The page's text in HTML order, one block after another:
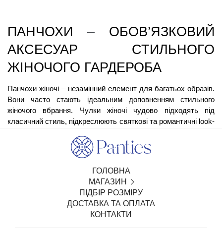
ПАНЧОХИ – ОБОВ’ЯЗКОВИЙ
АКСЕСУАР СТИЛЬНОГО
ЖІНОЧОГО ГАРДЕРОБА
Панчохи жіночі – незамінний елемент для багатьох образів.
Вони часто стають ідеальним доповненням стильного
жіночого вбрання. Чулки жіночі чудово підходять під
класичний стиль, підкреслюють святкові та романтичні look-
доповнюють формальні ділові костюми.
ТИПИ ЖІНОЧИХ ПАНЧІХ
Для виготовлення панчіх слугують різноманітні матеріали.
Тому вироби класифікуються залежно від того, із якого
матеріалу вони виготовлені. Це може бути:
ГОЛОВНА
МАГАЗИН
SALE
БІЛИЗНА З ВІДКРИТИМ ДОСТУПОМ
ПІДБІР РОЗМІРУ
ДОСТАВКА ТА ОПЛАТА
КОНТАКТИ